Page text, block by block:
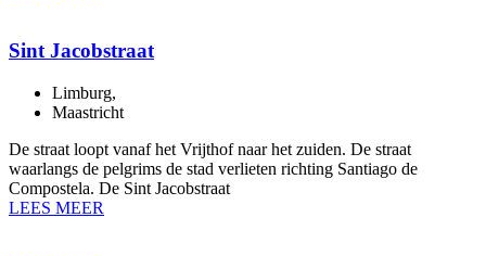
Sint Jacobstraat
Limburg,
Maastricht
De straat loopt vanaf het Vrijthof naar het zuiden. De straat
waarlangs de pelgrims de stad verlieten richting Santiago de
Compostela. De Sint Jacobstraat
LEES MEER